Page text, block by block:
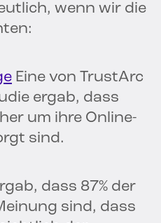
wenn wir die
Eine von TrustArc
ergab, dass
um ihre Online-
sind.
dass 87% der
sind, dass